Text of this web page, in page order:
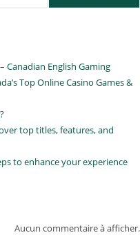
Canadian English Gaming
Top Online Casino Games &
top titles, features, and
to enhance your experience
Aucun commentaire à afficher.